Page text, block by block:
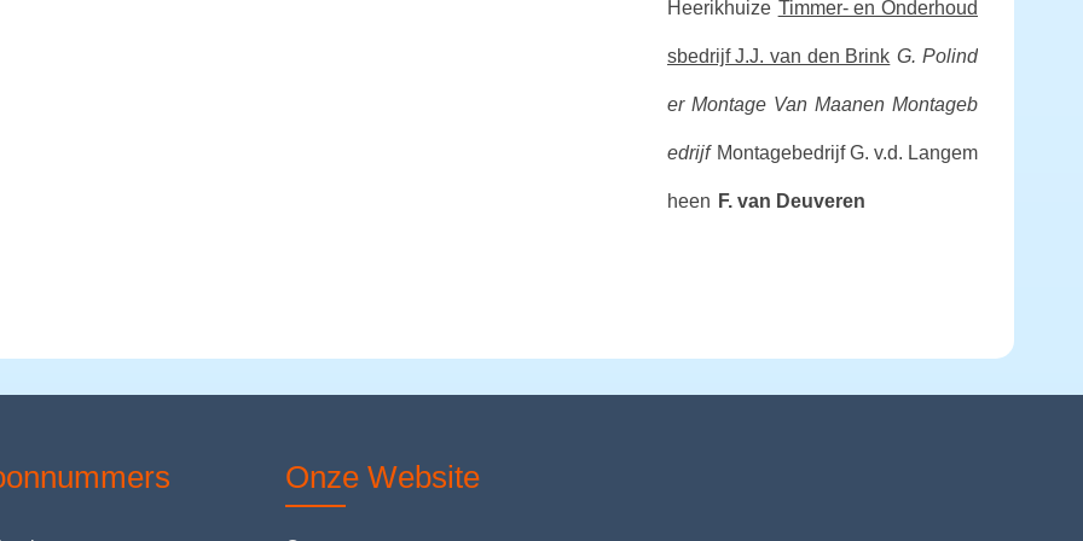
Heerikhuize Timmer- en Onderhoud
sbedrijf J.J. van den Brink G. Polind
er Montage Van Maanen Montageb
edrijf Montagebedrijf G. v.d. Langem
heen F. van Deuveren
Onze Website